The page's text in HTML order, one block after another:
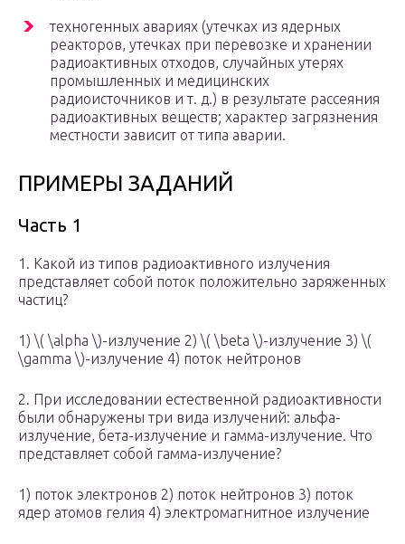
техногенных авариях (утечках из ядерных
реакторов, утечках при перевозке и хранении
радиоактивных отходов, случайных утерях
промышленных и медицинских
радиоисточников и т. д.) в результате рассеяния
радиоактивных веществ; характер загрязнения
местности зависит от типа аварии.
ПРИМЕРЫ ЗАДАНИЙ
Часть 1
1. Какой из типов радиоактивного излучения
представляет собой поток положительно заряженных
частиц?
1) ​\( \alpha \)​-излучение 2) ​\( \beta \)​-излучение 3) ​\(
\gamma \)​-излучение 4) поток нейтронов
2. При исследовании естественной радиоактивности
были обнаружены три вида излучений: альфа-
излучение, бета-излучение и гамма-излучение. Что
представляет собой гамма-излучение?
1) поток электронов 2) поток нейтронов 3) поток
ядер атомов гелия 4) электромагнитное излучение